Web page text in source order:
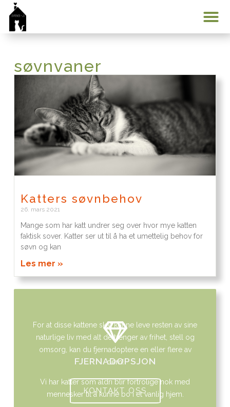
søvnvaner
Katters søvnbehov
26. mars 2021
Mange som har katt undrer seg over hvor mye katten
faktisk sover. Katter ser ut til å ha et umettelig behov for
søvn og kan
Les mer »
FJERNADOPSJON
Vi har katter som aldri blir fortrolige nok med
mennesker til å kunne bo i et vanlig hjem.
For at disse kattene skal kunne leve resten av sine
naturlige liv med alt de trenger av frihet, stell og
omsorg, kan du fjernadoptere en eller flere av
dem!
KONTAKT OSS